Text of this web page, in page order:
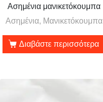
Ασημένια μανικετόκουμπα
Ασημένια, Μανικετόκουμπα
Διαβάστε περισσότερα